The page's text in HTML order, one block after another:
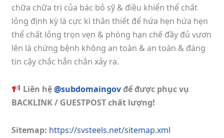
chữa chữa trị của bác bỏ sỹ & điều khiển thể chất
lỏng định kỳ là cực kì thân thiết để hứa hẹn hứa hẹn
thể chất lỏng trọn vẹn & phòng hạn chế đầy đủ vươn
lên là chứng bệnh không an toàn & an toàn & đáng
tin cậy chắc hẳn chắn xảy ra.
Liên hệ@subdomaingovđể được phục vụ
BACKLINK / GUESTPOST chất lượng!
Sitemap: https://svsteels.net/sitemap.xml